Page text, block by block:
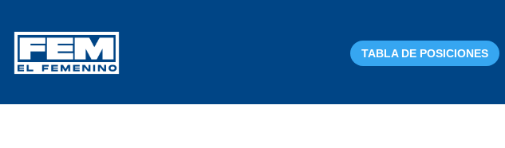
TABLA DE POSICIONES